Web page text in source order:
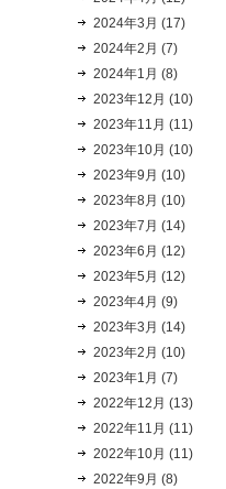
2024年3月 (17)
2024年2月 (7)
2024年1月 (8)
2023年12月 (10)
2023年11月 (11)
2023年10月 (10)
2023年9月 (10)
2023年8月 (10)
2023年7月 (14)
2023年6月 (12)
2023年5月 (12)
2023年4月 (9)
2023年3月 (14)
2023年2月 (10)
2023年1月 (7)
2022年12月 (13)
2022年11月 (11)
2022年10月 (11)
2022年9月 (8)